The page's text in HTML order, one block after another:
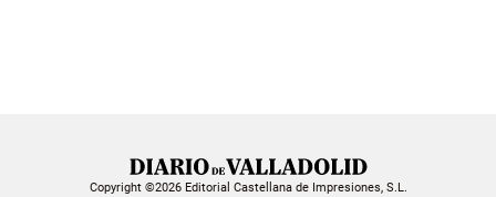
Copyright ©2026 Editorial Castellana de Impresiones, S.L.